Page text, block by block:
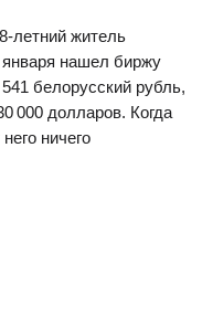
летний житель
нашел биржу
белорусский рубль,
000 долларов. Когда
ничего